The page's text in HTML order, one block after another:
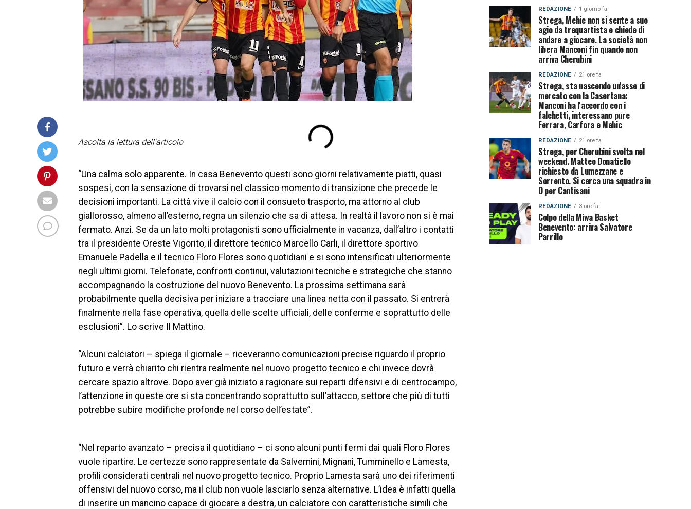
Ascolta la lettura dell'articolo
“Una calma solo apparente. In casa Benevento questi sono giorni relativamente piatti, quasi
sospesi, con la sensazione di trovarsi nel classico momento di transizione che precede le
decisioni importanti. La città vive il calcio con il consueto trasporto, ma attorno al club
giallorosso, almeno all’esterno, regna un silenzio che sa di attesa. In realtà il lavoro non si è mai
fermato. Anzi. Se da un lato molti protagonisti sono ufficialmente in vacanza, dall’altro i contatti
tra il presidente Oreste Vigorito, il direttore tecnico Marcello Carli, il direttore sportivo
Emanuele Padella e il tecnico Floro Flores sono quotidiani e si sono intensificati ulteriormente
negli ultimi giorni. Telefonate, confronti continui, valutazioni tecniche e strategiche che stanno
accompagnando la costruzione del nuovo Benevento. La prossima settimana sarà
probabilmente quella decisiva per iniziare a tracciare una linea netta con il passato. Si entrerà
finalmente nella fase operativa, quella delle scelte ufficiali, delle conferme e soprattutto delle
esclusioni”. Lo scrive Il Mattino.
“Alcuni calciatori – spiega il giornale – riceveranno comunicazioni precise riguardo il proprio
futuro e verrà chiarito chi rientra realmente nel nuovo progetto tecnico e chi invece dovrà
cercare spazio altrove. Dopo aver già iniziato a ragionare sui reparti difensivi e di centrocampo,
l’attenzione in queste ore si sta concentrando soprattutto sull’attacco, settore che più di tutti
potrebbe subire modifiche profonde nel corso dell’estate”.
“Nel reparto avanzato – precisa il quotidiano – ci sono alcuni punti fermi dai quali Floro Flores
vuole ripartire. Le certezze sono rappresentate da Salvemini, Mignani, Tumminello e Lamesta,
profili considerati centrali nel nuovo progetto tecnico. Proprio Lamesta sarà uno dei riferimenti
offensivi del nuovo corso, ma il club non vuole lasciarlo senza alternative. L’idea è infatti quella
di inserire un mancino capace di giocare a destra, un calciatore con caratteristiche simili che
REDAZIONE 1 giorno fa
Strega, Mehic non si sente a suo
agio da trequartista e chiede di
andare a giocare. La società non
libera Manconi fin quando non
arriva Cherubini
REDAZIONE 21 ore fa
Strega, sta nascendo un'asse di
mercato con la Casertana:
Manconi ha l'accordo con i
falchetti, interessano pure
Ferrara, Carfora e Mehic
REDAZIONE 21 ore fa
Strega, per Cherubini svolta nel
weekend. Matteo Donatiello
richiesto da Lumezzane e
Sorrento. Si cerca una squadra in
D per Cantisani
REDAZIONE 3 ore fa
Colpo della Miwa Basket
Benevento: arriva Salvatore
Parrillo